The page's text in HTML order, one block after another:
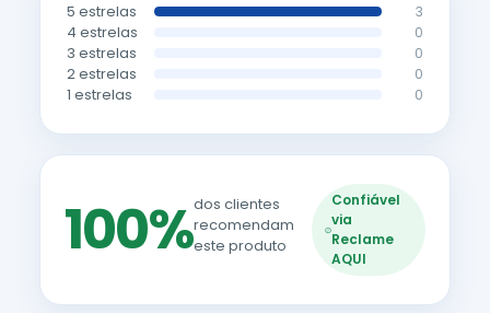
5 estrelas 3
4 estrelas 0
3 estrelas 0
2 estrelas 0
1 estrelas 0
100%dos clientes
recomendam
este produto
Confiável
via
Reclame
AQUI